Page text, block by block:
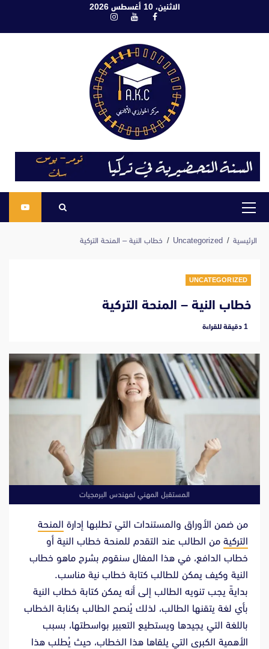
الاثنين، 10 أغسطس 2026
فيسبوكيوتيوبانستغرام
القائمة
الرئيسية Uncategorized خطاب النية – المنحة التركية
UNCATEGORIZED
خطاب النية – المنحة التركية
‫1 دقيقة للقراءة
المستقبل المهني لمهندس البرمجيات
من ضمن الأوراق والمستندات التي تطلبها إدارة المنحة
التركية من الطالب عند التقدم للمنحة خطاب النية أو
خطاب الدافع، في هذا المفال سنقوم بشرح ماهو خطاب
النية وكيف يمكن للطالب كتابة خطاب نية مناسب.
بدايةً يجب تنويه الطالب إلى أنه يمكن كتابة خطاب النية
بأي لغة يتقنها الطالب، لذلك يُنصح الطالب بكنابة الخطاب
باللغة التي يجيدها ويستطيع التعبير بواسطتها، بسبب
الأهمية الكبرى التي يلقاها هذا الخطاب، حيث يُطلب هذا